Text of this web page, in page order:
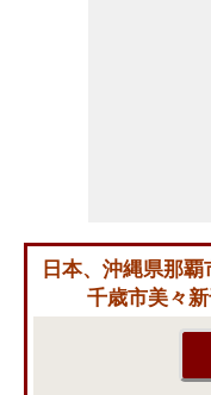
日本、沖縄県那
千歳市美々